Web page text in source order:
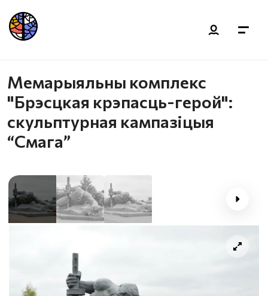
Мемарыяльны комплекс
"Брэсцкая крэпасць-герой":
скульптурная кампазiцыя
“Смага”